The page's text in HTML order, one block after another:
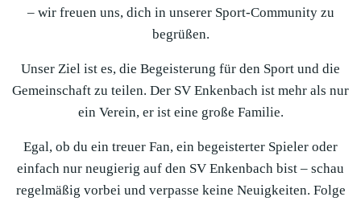
– wir freuen uns, dich in unserer Sport-Community zu
begrüßen.
Unser Ziel ist es, die Begeisterung für den Sport und die
Gemeinschaft zu teilen. Der SV Enkenbach ist mehr als nur
ein Verein, er ist eine große Familie.
Egal, ob du ein treuer Fan, ein begeisterter Spieler oder
einfach nur neugierig auf den SV Enkenbach bist – schau
regelmäßig vorbei und verpasse keine Neuigkeiten. Folge